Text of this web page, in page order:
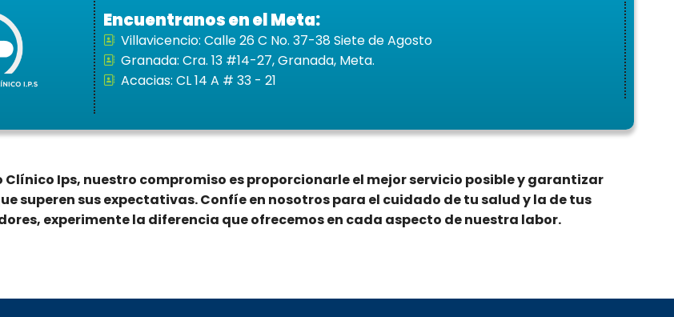
Encuentranos en el Meta:
Villavicencio: Calle 26 C No. 37-38 Siete de Agosto
Granada: Cra. 13 #14-27, Granada, Meta.
Acacias: CL 14 A # 33 - 21
Clínico Ips, nuestro compromiso es proporcionarle el mejor servicio posible y garantizar
superen sus expectativas. Confíe en nosotros para el cuidado de tu salud y la de tus
experimente la diferencia que ofrecemos en cada aspecto de nuestra labor.